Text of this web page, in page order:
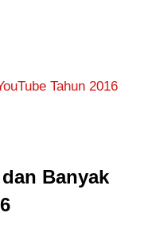
Tahun 2016
Banyak